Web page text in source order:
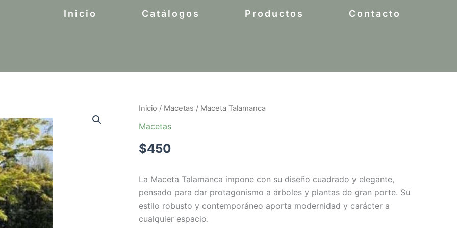
Inicio Catálogos Productos Contacto
Inicio / Macetas / Maceta Talamanca
Macetas
$450
La Maceta Talamanca impone con su diseño cuadrado y elegante,
pensado para dar protagonismo a árboles y plantas de gran porte. Su
estilo robusto y contemporáneo aporta modernidad y carácter a
cualquier espacio.